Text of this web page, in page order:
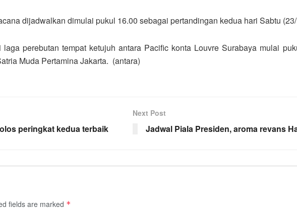
dijadwalkan dimulai pukul 16.00 sebagai pertandingan kedua hari Sabtu
perebutan tempat ketujuh antara Pacific konta Louvre Surabaya mulai
Muda Pertamina Jakarta. (antara)
peringkat kedua terbaik
Next Post
Jadwal Piala Presiden, aroma revans
fields are marked *